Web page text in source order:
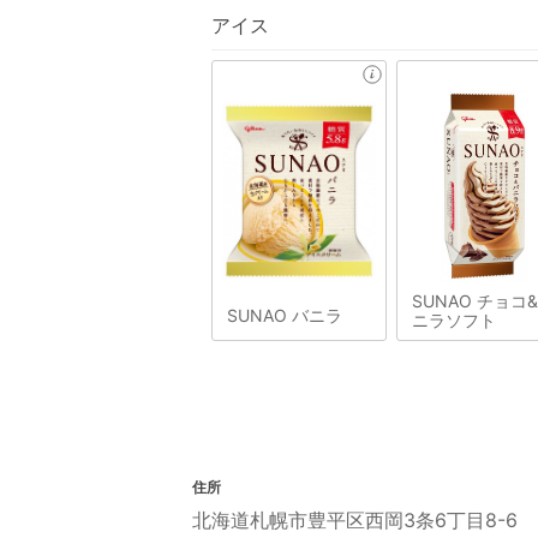
アイス
SUNAO バニラ
SUNAO チョコ
ニラソフト
住所
北海道札幌市豊平区西岡3条6丁目8-6